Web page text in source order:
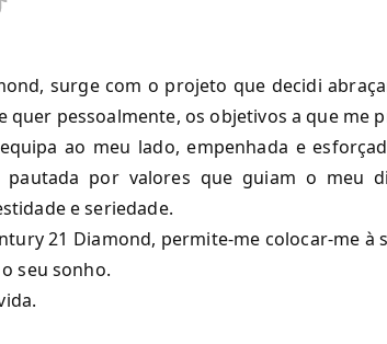
surge com o projeto que decidi
quer pessoalmente, os objetivos a que me
ao meu lado, empenhada e
pautada por valores que guiam o meu
e seriedade.
21 Diamond, permite-me colocar-me à
seu sonho.